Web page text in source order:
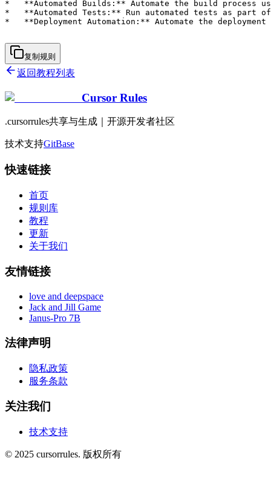
复制规则
返回教程列表
Cursor Rules
.cursorrules共享与生成｜开源开发者社区
技术支持GitBase
快速链接
首页
规则库
教程
更新
关于我们
友情链接
love and deepspace
Jack and Jill Game
Janus-Pro 7B
法律声明
隐私政策
服务条款
关注我们
技术支持
© 2025 cursorrules. 版权所有